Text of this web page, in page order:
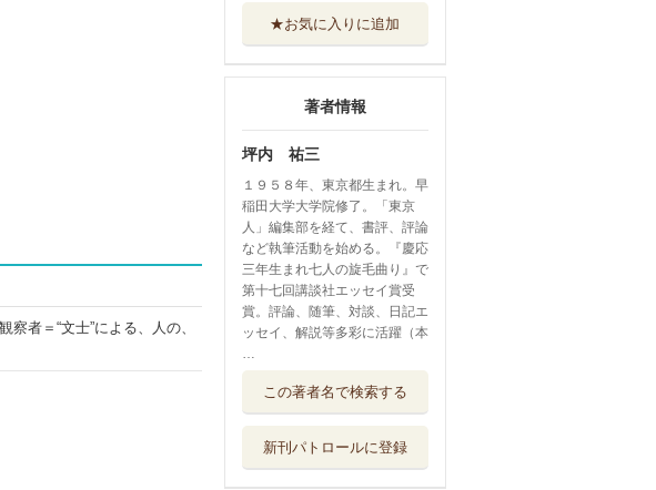
者＝“文士”による、人の、
★お気に入りに追加
著者情報
坪内 祐三
１９５８年、東京都生まれ。早
稲田大学大学院修了。「東京
人」編集部を経て、書評、評論
など執筆活動を始める。『慶応
三年生まれ七人の旋毛曲り』で
第十七回講談社エッセイ賞受
賞。評論、随筆、対談、日記エ
ッセイ、解説等多彩に活躍（本
…
この著者名で検索する
新刊パトロールに登録
気になって
日記から ５０人